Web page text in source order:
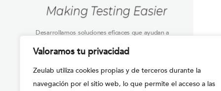
Valoramos tu privacidad
Zeulab utiliza cookies propias y de terceros durante la
navegación por el sitio web, lo que permite el acceso a las
Desarrollamos soluciones eficaces que ayudan a
SEGURIDAD DE LOS ALIMENTOS aplicando las
Síganos en: